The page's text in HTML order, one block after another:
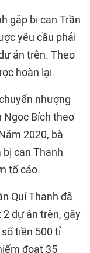
gặp bị can Trần
yêu cầu phải
án trên. Theo
hoàn lại.
nhượng
Ngọc Bích theo
2020, bà
bị can Thanh
tố cáo.
Quí Thanh đã
dự án trên, gây
tiền 500 tỉ
đoạt 35